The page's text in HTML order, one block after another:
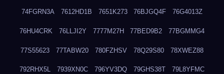
74FGRN3A 7612HD1B 7651K273 76BJGQ4F 76G4013Z
76HU4CRK 76LLJI2Y 7777M27H 77BED9B2 77BGMMG4
77S55623 77TABW20 780FZHSV 78Q29S80 78XWEZ88
792RHX5L 7939XN0C 796YV3DQ 79GHS38T 79L8YFMC